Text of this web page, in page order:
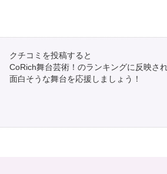
クチコミを投稿すると
CoRich舞台芸術！のランキングに反映され
面白そうな舞台を応援しましょう！